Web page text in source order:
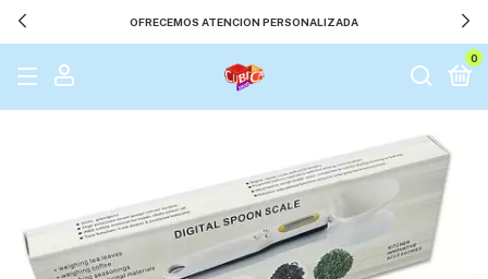
OFRECEMOS ATENCION PERSONALIZADA
0